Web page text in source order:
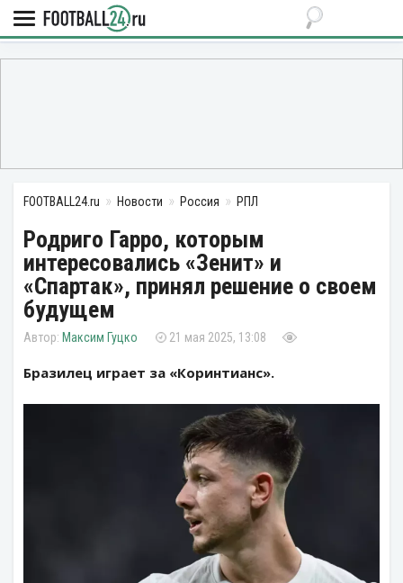
FOOTBALL24.ru Новости Россия РПЛ
Родриго Гарро, которым
интересовались «Зенит» и
«Спартак», принял решение о своем
будущем
Максим Гуцко 21 мая 2025, 13:08
Бразилец играет за «Коринтианс».